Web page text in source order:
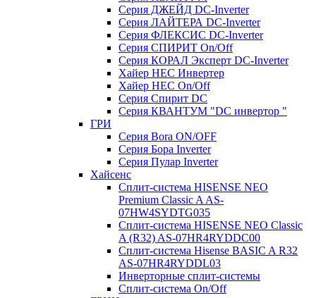
Серия ДЖЕЙД DC-Inverter
Серия ЛАЙТЕРА DC-Inverter
Серия ФЛЕКСИС DC-Inverter
Серия СПИРИТ On/Off
Серия КОРАЛ Эксперт DC-Inverter
Хайер HEC Инвертер
Хайер HEC On/Off
Серия Спирит DC
Серия КВАНТУМ "DC инвертор "
ГРИ
Серия Bora ON/OFF
Серия Бора Inverter
Серия Пулар Inverter
Хайсенс
Сплит-система HISENSE NEO
Premium Classic A AS-
07HW4SYDTG035
Сплит-система HISENSE NEO Classic
A (R32) AS-07HR4RYDDC00
Сплит-система Hisense BASIC A R32
AS-07HR4RYDDL03
Инверторные сплит-системы
Сплит-система On/Off